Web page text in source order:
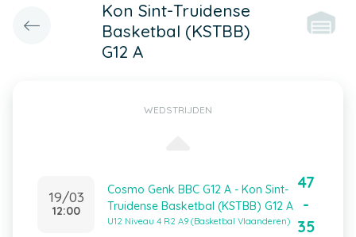
Kon Sint-Truidense
Basketbal (KSTBB)
G12 A
WEDSTRIJDEN
19/03
12:00
Cosmo Genk BBC G12 A - Kon Sint-
Truidense Basketbal (KSTBB) G12 A
U12 Niveau 4 R2 A9 (Basketbal Vlaanderen)
47
-
35